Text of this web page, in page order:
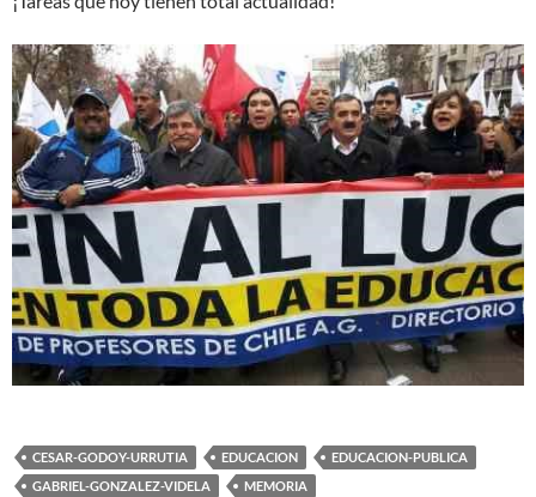
CESAR-GODOY-URRUTIA EDUCACION
EDUCACION-PUBLICA
GABRIEL-GONZALEZ-VIDELA
MEMORIA